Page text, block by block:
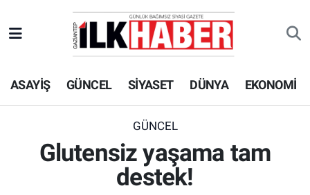
ASAYİŞ GÜNCEL SİYASET DÜNYA EKONOMİ
GÜNCEL
Glutensiz yaşama tam
destek!
EKONOMİ
SİYASET
SPOR
Beyoğlu Hava Durumu
Beyoğlu Trafik Yoğunluk Haritası
Süper Lig Puan Durumu ve Fikstür
Tüm Manşetler